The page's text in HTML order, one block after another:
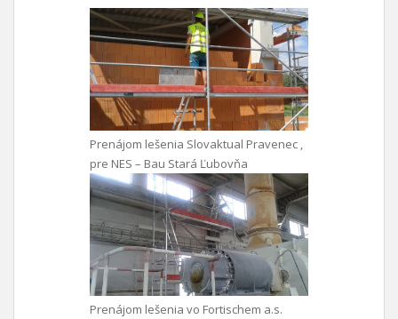
Prenájom lešenia Slovaktual Pravenec ,
pre NES – Bau Stará Ľubovňa
Prenájom lešenia vo Fortischem a.s.